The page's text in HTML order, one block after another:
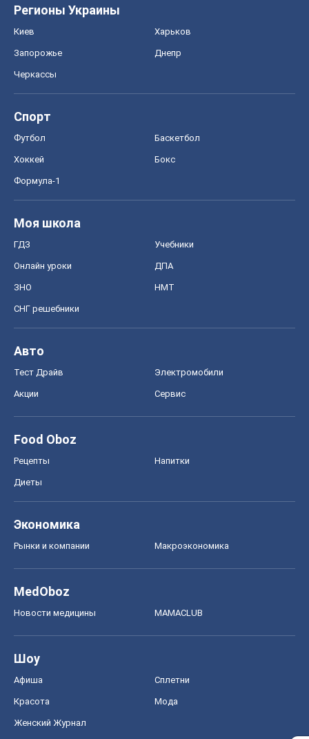
Регионы Украины
Киев Харьков
Запорожье Днепр
Черкассы
Спорт
Футбол Баскетбол
Хоккей Бокс
Формула-1
Моя школа
ГДЗ Учебники
Онлайн уроки ДПА
ЗНО НМТ
СНГ решебники
Авто
Тест Драйв Электромобили
Акции Сервис
Food Oboz
Рецепты Напитки
Диеты
Экономика
Рынки и компании Mакроэкономика
MedOboz
Новости медицины MAMACLUB
Шоу
Афиша Сплетни
Красота Мода
Женский Журнал